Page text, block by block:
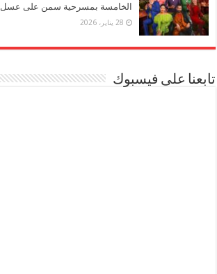
الخامسة بمسرحية سمن على عسل
28 يناير، 2026
تابعنا على فيسبوك